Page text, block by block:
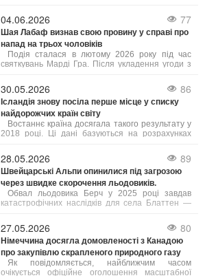
провінцій, а також китайська берегова охорона.
04.06.2026 77
Шая Лабаф визнав свою провину у справі про
напад на трьох чоловіків
Подія сталася в лютому 2026 року під час
святкувань Марді Гра. Після укладення угоди з
випробувального терміну. Крім цього, актор має
пройти курс лікування від алкогольної
залежності, тренінги з контролю над гнівом та
навчання толерантності. У разі невиконання
цих умов йому загрожує півроку ув’язнення.
30.05.2026 86
Ісландія знову посіла перше місце у списку
найдорожчих країн світу
Востаннє країна досягала такого результату у
2018 році. Ці дані базуються на розрахунках
від Eurostat та Центрального банку Ісландії, як
повідомляє Bloomberg. Рівень цін в Ісландії, яку
часто називають "країною льоду та вогню",
зараз приблизно на 3% вищий, ніж у Швейцарії.
28.05.2026 89
Швейцарські Альпи опинилися під загрозою
через швидке скорочення льодовиків.
Обвал льодовика Берч у 2025 році завдав
катастрофічних наслідків для села Блаттен —
27.05.2026 80
Німеччина досягла домовленості з Канадою
про закупівлю скрапленого природного газу
Як повідомляється, найближчим часом
очікується офіційне оголошення масштабної